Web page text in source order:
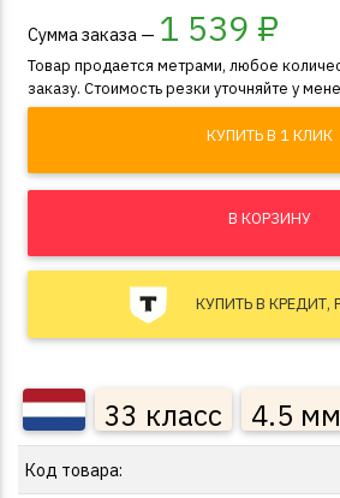
Сумма заказа — 1 539 ₽
Товар продается метрами, любое
заказу. Стоимость резки уточняйте у
КУПИТЬ В 1 КЛИК
В КОРЗИНУ
КУПИТЬ В КРЕДИТ,
33 класс 4.5 мм
Код товара: